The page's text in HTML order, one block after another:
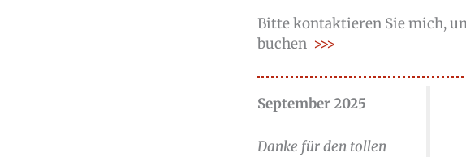
Bitte kontaktieren Sie mich,
buchen >>>
September 2025
Danke für den tollen